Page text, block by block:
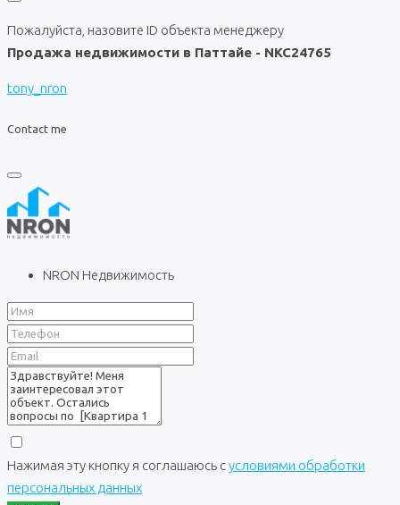
Пожалуйста, назовите ID объекта менеджеру
Продажа недвижимости в Паттайе - NKC24765
tony_nron
Contact me
NRON Недвижимость
Нажимая эту кнопку я соглашаюсь сусловиями обработки
персональных данных